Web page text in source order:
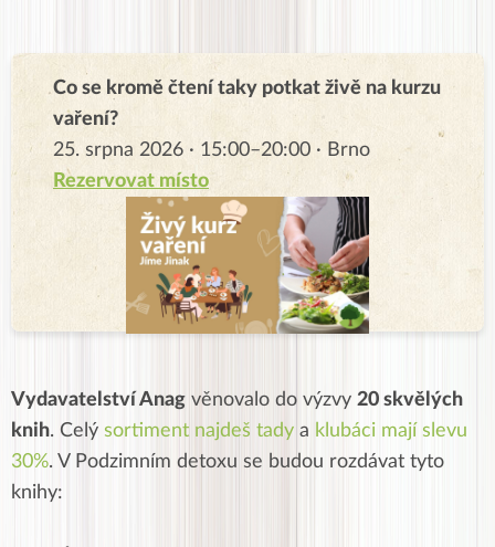
Co se kromě čtení taky potkat živě na kurzu
vaření?
25. srpna 2026 · 15:00–20:00 · Brno
Rezervovat místo
Vydavatelství Anag věnovalo do výzvy 20 skvělých
knih. Celý sortiment najdeš tady a klubáci mají slevu
30%. V Podzimním detoxu se budou rozdávat tyto
knihy: